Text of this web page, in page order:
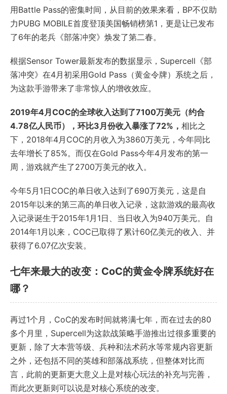
用Battle Pass的密集时间，从目前的效果来看，BP不仅助
力PUBG MOBILE首度登顶美国畅销榜第1，更是让已发布
了6年的老兵《部落冲突》焕发了第二春。
根据Sensor Tower最新发布的数据显示，Supercell《部
落冲突》在4月初采用Gold Pass（黄金令牌）系统之后，
为这款手游带来了非常惊人的增收效应。
2019年4月COC的全球收入达到了7100万美元（约合
4.78亿人民币），环比3月份收入暴涨了72%， 相比之
下，2018年4月COC的月收入为3860万美元，今年同比
去年增长了85%。而仅在Gold Pass今年4月发布的第一
周，游戏就产生了2700万美元的收入。
今年5月1日COC的单日收入达到了690万美元，这是自
2015年以来的第三高的单日收入记录，这款游戏的最高收
入记录诞生于2015年1月1日、当日收入为940万美元。自
2014年1月以来，COC已取得了累计60亿美元的收入、并
获得了6.07亿次安装。
七年来最大的改变：CoC的黄金令牌系统好在
哪？
再过1个月，CoC的发布时间就将满七年，而在过去的80
多个月里，Supercell为这款战策略手游推出过很多重要的
更新，除了大本营等级、兵种和法术药水等常规内容更新
之外，还包括不同的英雄和部落战系统，但整体对比而
言，此前的更新更大意义上是对核心玩法的补充与完善，
而此次更新则可以说是对核心系统的改变。